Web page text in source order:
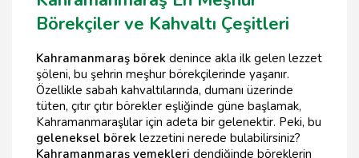
Börekçiler ve Kahvaltı Çeşitleri
Kahramanmaraş börek denince akla ilk gelen lezzet
şöleni, bu şehrin meşhur börekçilerinde yaşanır.
Özellikle sabah kahvaltılarında, dumanı üzerinde
tüten, çıtır çıtır börekler eşliğinde güne başlamak,
Kahramanmaraşlılar için adeta bir gelenektir. Peki, bu
geleneksel börek lezzetini nerede bulabilirsiniz?
Kahramanmaraş yemekleri dendiğinde böreklerin